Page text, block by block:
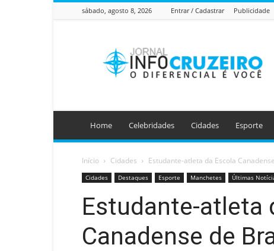
sábado, agosto 8, 2026 Entrar / Cadastrar Publicidade
Info
Cruzeiro
Home Celebridades Cidades Esporte
Início Cidades Estudante-atleta da Escola
Cidades Destaques Esporte Manchetes Últimas
Estudante-atleta
Canadense de